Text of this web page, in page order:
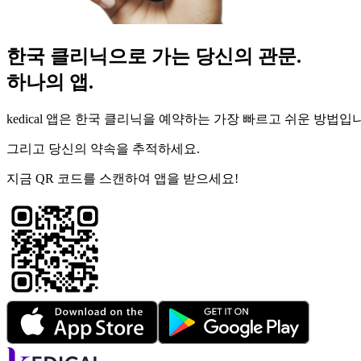
한국 클리닉으로 가는 당신의 관문.
하나의 앱.
kedical 앱은 한국 클리닉을 예약하는 가장 빠르고 쉬운 방법입
그리고 당신의 약속을 추적하세요.
지금 QR 코드를 스캔하여 앱을 받으세요!